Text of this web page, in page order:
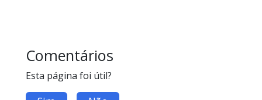
Comentários
Esta página foi útil?